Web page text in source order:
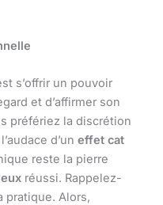
s’offrir un pouvoir
et d’affirmer son
préfériez la discrétion
d’un effet cat
reste la pierre
réussi. Rappelez-
pratique. Alors,